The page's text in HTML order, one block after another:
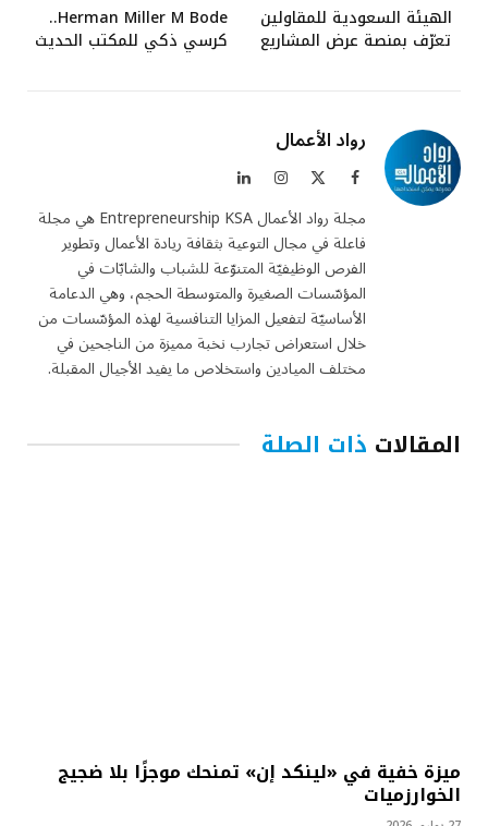
الهيئة السعودية للمقاولين
تعرّف بمنصة عرض المشاريع
Herman Miller M Bode..
كرسي ذكي للمكتب الحديث
رواد الأعمال
فيسبوك الانستغراملينكدإن
مجلة رواد الأعمال Entrepreneurship KSA هي مجلة
فاعلة في مجال التوعية بثقافة ريادة الأعمال وتطوير
الفرص الوظيفيّة المتنوّعة للشباب والشابّات في
المؤسّسات الصغيرة والمتوسطة الحجم، وهي الدعامة
الأساسيّة لتفعيل المزايا التنافسية لهذه المؤسّسات من
خلال استعراض تجارب نخبة مميزة من الناجحين في
مختلف الميادين واستخلاص ما يفيد الأجيال المقبلة.
المقالات ذات الصلة
ميزة خفية في «لينكد إن» تمنحك موجزًا بلا ضجيج
الخوارزميات